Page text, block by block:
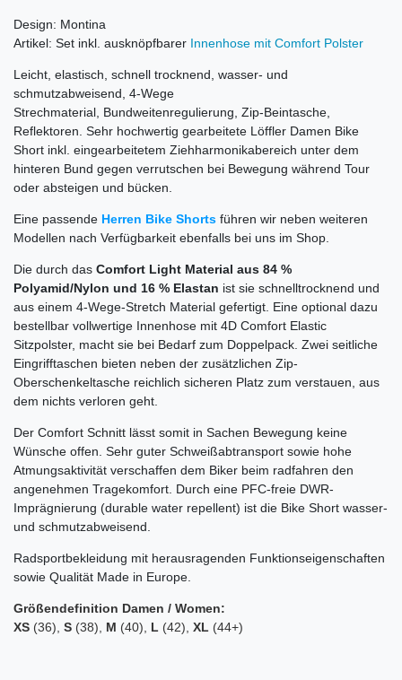
Design: Montina
Artikel: Set inkl. ausknöpfbarer Innenhose mit Comfort Polster
Leicht, elastisch, schnell trocknend, wasser- und
schmutzabweisend, 4-Wege
Strechmaterial, Bundweitenregulierung, Zip-Beintasche,
Reflektoren. Sehr hochwertig gearbeitete Löffler Damen Bike
Short inkl. eingearbeitetem Ziehharmonikabereich unter dem
hinteren Bund gegen verrutschen bei Bewegung während Tour
oder absteigen und bücken.
Eine passende Herren Bike Shorts führen wir neben weiteren
Modellen nach Verfügbarkeit ebenfalls bei uns im Shop.
Die durch das Comfort Light Material aus 84 %
Polyamid/Nylon und 16 % Elastan ist sie schnelltrocknend und
aus einem 4-Wege-Stretch Material gefertigt. Eine optional dazu
bestellbar vollwertige Innenhose mit 4D Comfort Elastic
Sitzpolster, macht sie bei Bedarf zum Doppelpack. Zwei seitliche
Eingrifftaschen bieten neben der zusätzlichen Zip-
Oberschenkeltasche reichlich sicheren Platz zum verstauen, aus
dem nichts verloren geht.
Der Comfort Schnitt lässt somit in Sachen Bewegung keine
Wünsche offen. Sehr guter Schweißabtransport sowie hohe
Atmungsaktivität verschaffen dem Biker beim radfahren den
angenehmen Tragekomfort. Durch eine PFC-freie DWR-
Imprägnierung (durable water repellent) ist die Bike Short wasser-
und schmutzabweisend.
Radsportbekleidung mit herausragenden Funktionseigenschaften
sowie Qualität Made in Europe.
Größendefinition Damen / Women:
XS (36), S (38), M (40), L (42), XL (44+)